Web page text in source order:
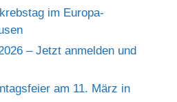
im Europa-
– Jetzt anmelden und
am 11. März in